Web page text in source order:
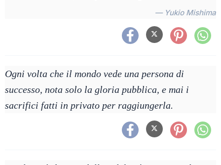
— Yukio Mishima
Ogni volta che il mondo vede una persona di
successo, nota solo la gloria pubblica, e mai i
sacrifici fatti in privato per raggiungerla.